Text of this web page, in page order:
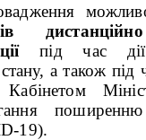
під час дії
а також під
Кабінетом
поширенню
19).